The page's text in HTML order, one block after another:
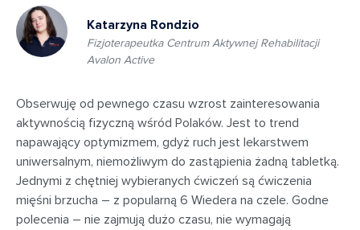
Katarzyna Rondzio
Fizjoterapeutka Centrum Aktywnej Rehabilitacji
Avalon Active
Obserwuję od pewnego czasu wzrost zainteresowania
aktywnością fizyczną wśród Polaków. Jest to trend
napawający optymizmem, gdyż ruch jest lekarstwem
uniwersalnym, niemożliwym do zastąpienia żadną tabletką.
Jednymi z chętniej wybieranych ćwiczeń są ćwiczenia
mięśni brzucha – z popularną 6 Wiedera na czele. Godne
polecenia – nie zajmują dużo czasu, nie wymagają